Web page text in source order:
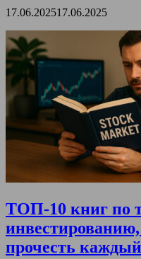
17.06.202517.06.2025
ТОП-10 книг по
прочесть